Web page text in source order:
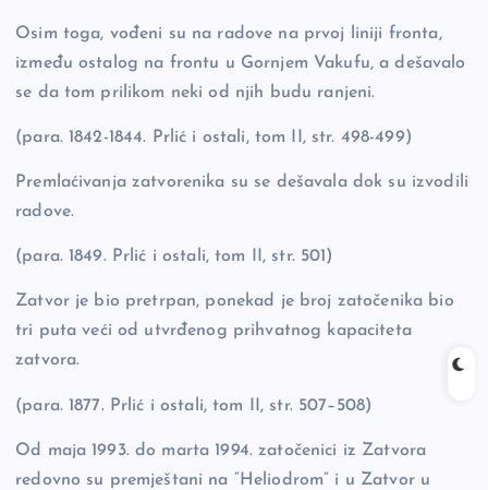
Osim toga, vođeni su na radove na prvoj liniji fronta,
između ostalog na frontu u Gornjem Vakufu, a dešavalo
se da tom prilikom neki od njih budu ranjeni.
(para. 1842-1844. Prlić i ostali, tom II, str. 498-499)
Premlaćivanja zatvorenika su se dešavala dok su izvodili
radove.
(para. 1849. Prlić i ostali, tom II, str. 501)
Zatvor je bio pretrpan, ponekad je broj zatočenika bio
tri puta veći od utvrđenog prihvatnog kapaciteta
zatvora.
(para. 1877. Prlić i ostali, tom II, str. 507–508)
Od maja 1993. do marta 1994. zatočenici iz Zatvora
redovno su premještani na “Heliodrom” i u Zatvor u